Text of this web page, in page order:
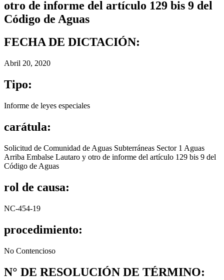
otro de informe del artículo 129 bis 9 del
Código de Aguas
FECHA DE DICTACIÓN:
Abril 20, 2020
Tipo:
Informe de leyes especiales
carátula:
Solicitud de Comunidad de Aguas Subterráneas Sector 1 Aguas
Arriba Embalse Lautaro y otro de informe del artículo 129 bis 9 del
Código de Aguas
rol de causa:
NC-454-19
procedimiento:
No Contencioso
N° DE RESOLUCIÓN DE TÉRMINO: